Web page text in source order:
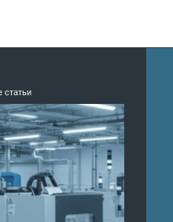
статьи